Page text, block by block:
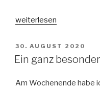
„Erster
Hop
2021:
Katalog
weiterlesen
VERÖFFENTLICHT
AM
30. AUGUST 2020
Ein ganz
Am Wochenende habe